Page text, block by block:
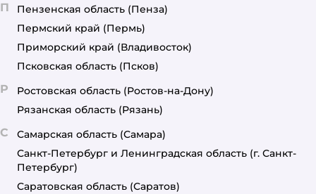
П Пензенская область (Пенза)
Пермский край (Пермь)
Приморский край (Владивосток)
Псковская область (Псков)
Р Ростовская область (Ростов-на-Дону)
Рязанская область (Рязань)
С Самарская область (Самара)
Санкт-Петербург и Ленинградская область (г. Санкт-
Петербург)
Саратовская область (Саратов)